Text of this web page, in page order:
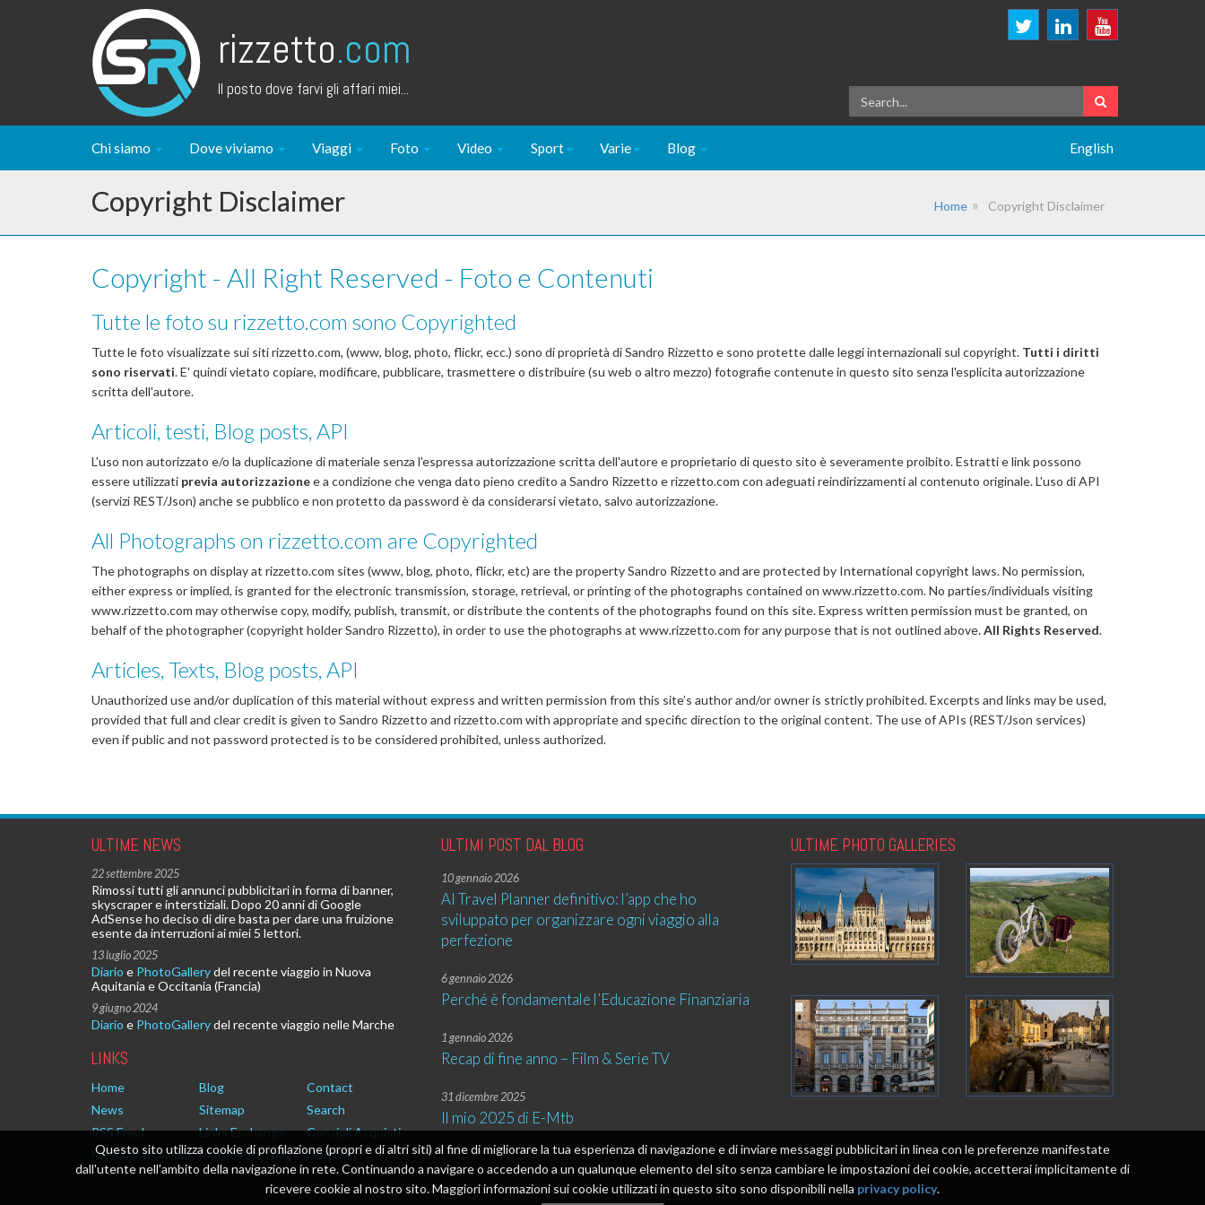
rizzetto.com
Il posto dove farvi gli affari miei...
Chi siamo Dove viviamo Viaggi Foto Video Sport Varie Blog English
Copyright Disclaimer Home Copyright Disclaimer
Copyright - All Right Reserved - Foto e Contenuti
Tutte le foto su rizzetto.com sono Copyrighted
Tutte le foto visualizzate sui siti rizzetto.com, (www, blog, photo, flickr, ecc.) sono di proprietà di Sandro Rizzetto e sono protette dalle leggi internazionali sul copyright. Tutti i diritti
sono riservati. E' quindi vietato copiare, modificare, pubblicare, trasmettere o distribuire (su web o altro mezzo) fotografie contenute in questo sito senza l'esplicita autorizzazione
scritta dell'autore.
Articoli, testi, Blog posts, API
L'uso non autorizzato e/o la duplicazione di materiale senza l'espressa autorizzazione scritta dell'autore e proprietario di questo sito è severamente proibito. Estratti e link possono
essere utilizzati previa autorizzazionee a condizione che venga dato pieno credito a Sandro Rizzetto e rizzetto.com con adeguati reindirizzamenti al contenuto originale. L'uso di API
(servizi REST/Json) anche se pubblico e non protetto da password è da considerarsi vietato, salvo autorizzazione.
All Photographs on rizzetto.com are Copyrighted
The photographs on display at rizzetto.com sites (www, blog, photo, flickr, etc) are the property Sandro Rizzetto and are protected by International copyright laws. No permission,
either express or implied, is granted for the electronic transmission, storage, retrieval, or printing of the photographs contained on www.rizzetto.com. No parties/individuals visiting
www.rizzetto.com may otherwise copy, modify, publish, transmit, or distribute the contents of the photographs found on this site. Express written permission must be granted, on
behalf of the photographer (copyright holder Sandro Rizzetto), in order to use the photographs at www.rizzetto.com for any purpose that is not outlined above.All Rights Reserved.
Articles, Texts, Blog posts, API
Unauthorized use and/or duplication of this material without express and written permission from this site’s author and/or owner is strictly prohibited. Excerpts and links may be used,
provided that full and clear credit is given to Sandro Rizzetto and rizzetto.com with appropriate and specific direction to the original content. The use of APIs (REST/Json services)
even if public and not password protected is to be considered prohibited, unless authorized.
ULTIME NEWS
22 settembre 2025
Rimossi tutti gli annunci pubblicitari in forma di banner,
skyscraper e interstiziali. Dopo 20 anni di Google
AdSense ho deciso di dire basta per dare una fruizione
esente da interruzioni ai miei 5 lettori.
13 luglio 2025
Diario e PhotoGallerydel recente viaggio in Nuova
Aquitania e Occitania (Francia)
9 giugno 2024
Diario e PhotoGallerydel recente viaggio nelle Marche
LINKS
Home Blog
Contact
News
Sitemap
Search
RSS Feed
Links Exchange
Consigli Acquisti
MTB.rizzetto.com Meteo Alto Adige Geo Italy
ULTIMI POST DAL BLOG
10 gennaio 2026
AI Travel Planner definitivo: l’app che ho
sviluppato per organizzare ogni viaggio alla
perfezione
6 gennaio 2026
Perché è fondamentale l’Educazione Finanziaria
1 gennaio 2026
Recap di fine anno – Film & Serie TV
31 dicembre 2025
Il mio 2025 di E-Mtb
ULTIME PHOTO GALLERIES
Questo sito utilizza cookie di profilazione (propri e di altri siti) al fine di migliorare la tua esperienza di navigazione e di inviare messaggi pubblicitari in linea con le preferenze manifestate
dall'utente nell'ambito della navigazione in rete. Continuando a navigare o accedendo a un qualunque elemento del sito senza cambiare le impostazioni dei cookie, accetterai implicitamente di
ricevere cookie al nostro sito. Maggiori informazioni sui cookie utilizzati in questo sito sono disponibili nella privacy policy.